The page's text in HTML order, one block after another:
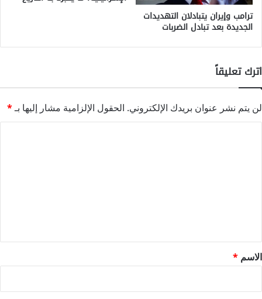
ترامب وإيران يتبادلان التهديدات
الجديدة بعد تبادل الضربات
اترك تعليقاً
لن يتم نشر عنوان بريدك الإلكتروني. الحقول الإلزامية مشار إليها بـ*
*
الاسم *